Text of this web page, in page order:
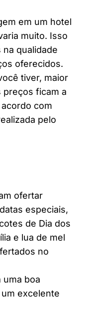
em um hotel
muito. Isso
qualidade
oferecidos.
tiver, maior
preços ficam a
com
pelo
ofertar
especiais,
de Dia dos
e lua de mel
no
uma boa
excelente